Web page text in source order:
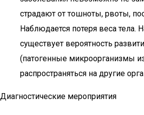
страдают от тошноты, рвоты,
Наблюдается потеря веса тела.
существует вероятность
(патогенные микроорганизмы
распространяться на другие
Диагностические мероприятия